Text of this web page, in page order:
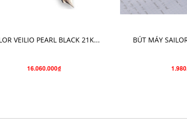
VEILIO PEARL BLACK 21K...
16.060.000₫
BÚT MÁY